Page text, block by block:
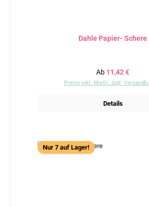
Dahle Papier- Schere
Regulärer Preis:
Ab 11,42 €
Preise inkl. MwSt. zzgl.
Details
Nur 7 auf Lager!